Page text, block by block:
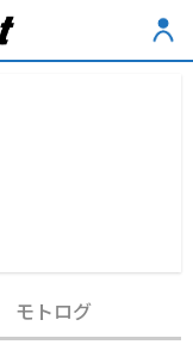
モトログ